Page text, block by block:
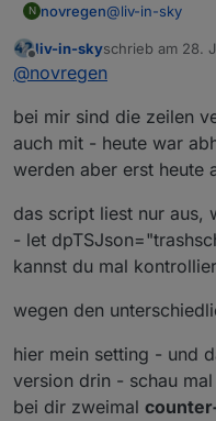
N novregen@liv-in-sky
Bei mir
leider nicht.
Ich habe das
das war richtig.
Zweifarbig habe ich hier
Tabelle bei mir
liv-in-skyschrieb am 28.
zuletzt editiert
@novregen
bei mir sind die zeilen
auch mit - heute war
werden aber erst heute
das script liest nur aus,
- let
kannst du mal
wegen den
hier mein setting - und
version drin - schau
bei dir zweimal